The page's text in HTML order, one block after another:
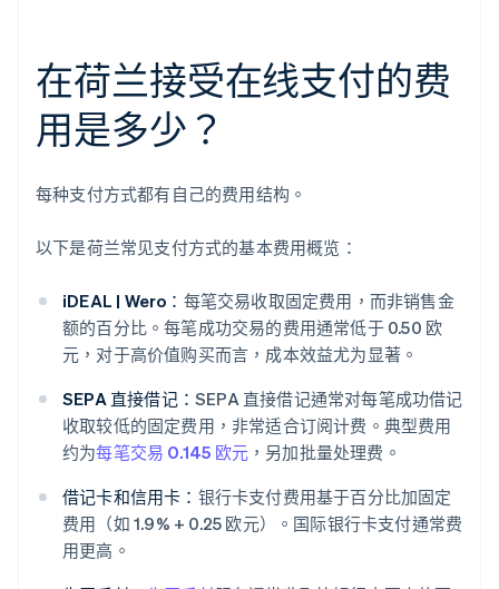
在荷兰接受在线支付的费
用是多少？
每种支付方式都有自己的费用结构。
以下是荷兰常见支付方式的基本费用概览：
iDEAL | Wero： 每笔交易收取固定费用，而非销售金
额的百分比。每笔成功交易的费用通常低于 0.50 欧
元，对于高价值购买而言，成本效益尤为显著。
SEPA 直接借记： SEPA 直接借记通常对每笔成功借记
收取较低的固定费用，非常适合订阅计费。典型费用
约为每笔交易 0.145 欧元 ，另加批量处理费。
借记卡和信用卡： 银行卡支付费用基于百分比加固定
费用（如 1.9% + 0.25 欧元）。国际银行卡支付通常费
用更高。